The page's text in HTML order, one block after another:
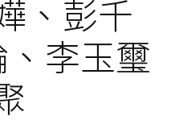
、彭千
李玉璽